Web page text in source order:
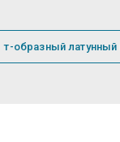
т-образный